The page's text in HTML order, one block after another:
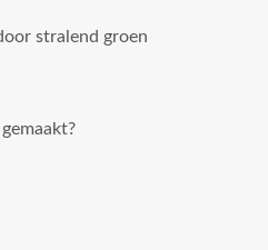
stralend groen